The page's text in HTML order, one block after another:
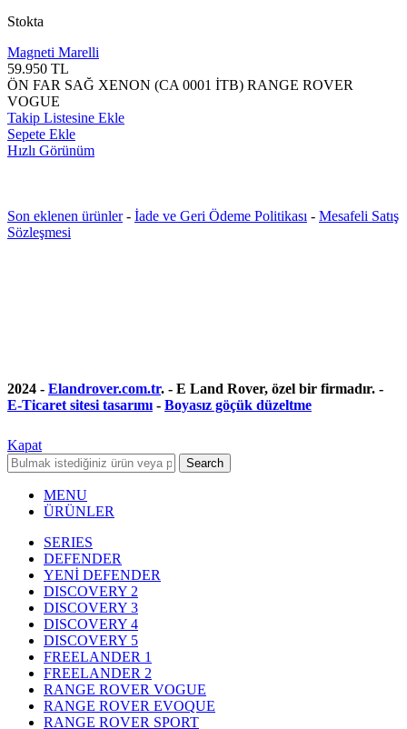
Stokta
Magneti Marelli
59.950 TL
ÖN FAR SAĞ XENON (CA 0001 İTB) RANGE ROVER
VOGUE
Takip Listesine Ekle
Sepete Ekle
Hızlı Görünüm
Son eklenen ürünler- İade ve Geri Ödeme Politikası - Mesafeli Satış
Sözleşmesi
2024 - Elandrover.com.tr. - E Land Rover, özel bir firmadır. -
E-Ticaret sitesi tasarımı - Boyasız göçük düzeltme
Kapat
Search
MENU
ÜRÜNLER
SERIES
DEFENDER
YENİ DEFENDER
DISCOVERY 2
DISCOVERY 3
DISCOVERY 4
DISCOVERY 5
FREELANDER 1
FREELANDER 2
RANGE ROVER VOGUE
RANGE ROVER EVOQUE
RANGE ROVER SPORT